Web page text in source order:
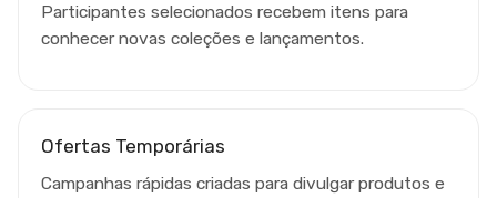
Participantes selecionados recebem itens para
conhecer novas coleções e lançamentos.
Ofertas Temporárias
Campanhas rápidas criadas para divulgar produtos e